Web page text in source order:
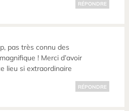
RÉPONDRE
pas très connu des
! Merci d’avoir
lieu si extraordinaire
RÉPONDRE